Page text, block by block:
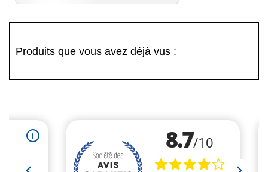
Produits que vous avez déjà vus :